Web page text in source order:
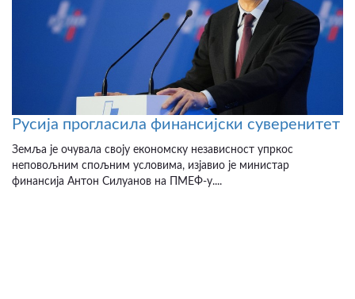
Русија прогласила финансијски суверенитет
Земља је очувала своју економску независност упркос
неповољним спољним условима, изјавио је министар
финансија Антон Силуанов на ПМЕФ-у....